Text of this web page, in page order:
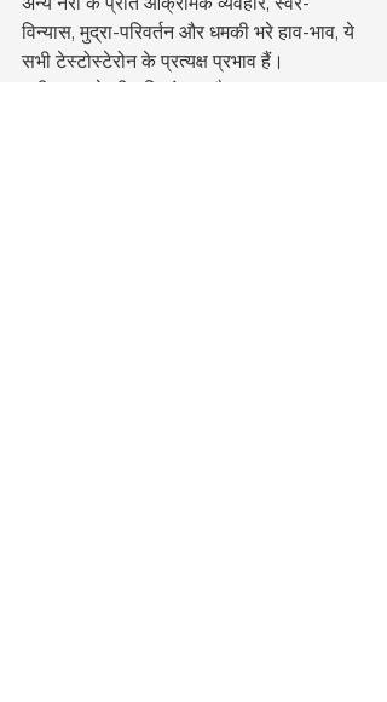
विन्यास, मुद्रा-परिवर्तन और धमकी भरे हाव-भाव, ये
सभी टेस्टोस्टेरोन के प्रत्यक्ष प्रभाव हैं।
नतीजतन, क्षेत्रीय चिह्नांकन और आक्रामकता का